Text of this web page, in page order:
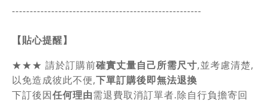
-----------------------------------------------------
【貼心提醒】
★★★ 請於訂購前確實丈量自己所需尺寸,並考慮清楚,
以免造成彼此不便,下單訂購後即無法退換
下訂後因任何理由需退費取消訂單者.除自行負擔寄回